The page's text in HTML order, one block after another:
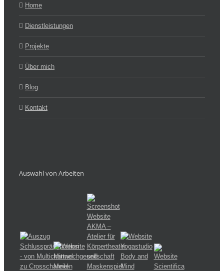
Home
Dienstleistungen
Projekte
Über mich
Blog
Kontakt
Auswahl von Arbeiten